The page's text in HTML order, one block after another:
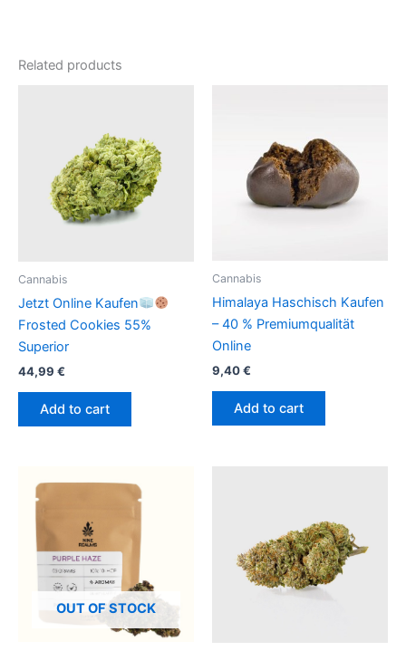
Related products
Cannabis
Jetzt Online Kaufen
Frosted Cookies 55%
Superior
44,99 €
Add to cart
Cannabis
Himalaya Haschisch Kaufen
– 40 % Premiumqualität
Online
9,40€
Add to cart
OUT OF STOCK